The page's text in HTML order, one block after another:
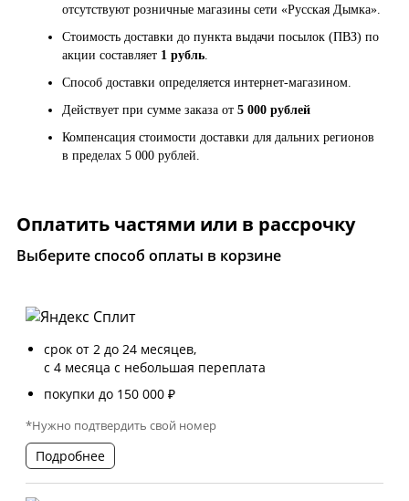
отсутствуют розничные магазины сети «Русская Дымка».
Стоимость доставки до пункта выдачи посылок (ПВЗ) по
акции составляет 1 рубль.
Способ доставки определяется интернет-магазином.
Действует при сумме заказа от 5 000 рублей
Компенсация стоимости доставки для дальних регионов
в пределах 5 000 рублей.
Оплатить частями или в рассрочку
Выберите способ оплаты в корзине
срок от 2 до 24 месяцев,
с 4 месяца с небольшая переплата
покупки до 150 000 ₽
*Нужно подтвердить свой номер
Подробнее